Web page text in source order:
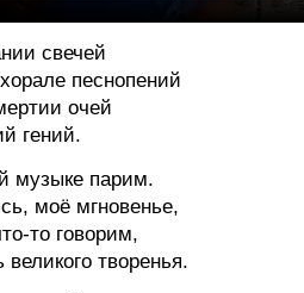
свечей
песнопений
очей
гений.
музыке парим.
моё мгновенье,
то говорим,
творенья.